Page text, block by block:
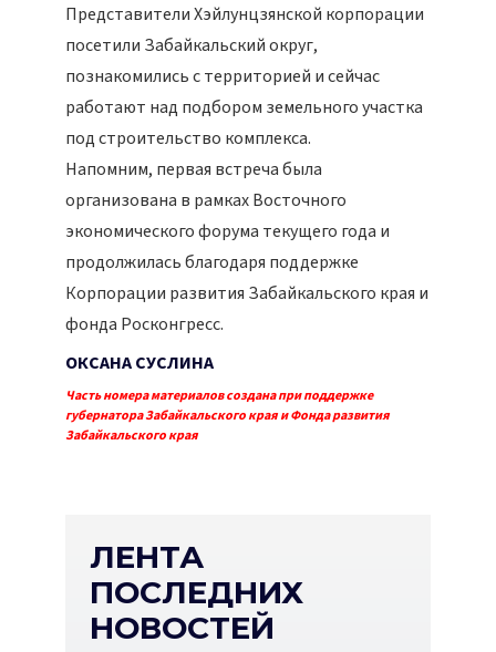
Представители Хэйлунцзянской корпорации
посетили Забайкальский округ,
познакомились с территорией и сейчас
работают над подбором земельного участка
под строительство комплекса.
Напомним, первая встреча была
организована в рамках Восточного
экономического форума текущего года и
продолжилась благодаря поддержке
Корпорации развития Забайкальского края и
фонда Росконгресс.
ОКСАНА СУСЛИНА
Часть номера материалов создана при поддержке
губернатора Забайкальского края и Фонда развития
Забайкальского края
ЛЕНТА
ПОСЛЕДНИХ
НОВОСТЕЙ